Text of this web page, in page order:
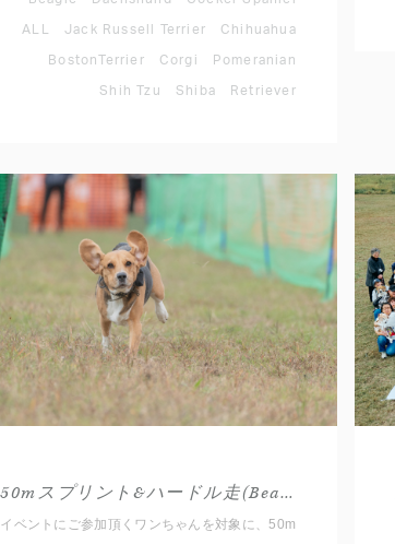
と対象犬種アカウントをメンションして
Instagramに投稿するだけ。 思わず笑ってしまう
愛犬のベストショットをぜひご応募ください。
ALL Jack Russell Terrier Chihuahua
BostonTerrier Corgi Pomeranian
Shih Tzu Shiba Retriever
50mスプリント&ハードル走(Beagle)
イベントにご参加頂くワンちゃんを対象に、50m